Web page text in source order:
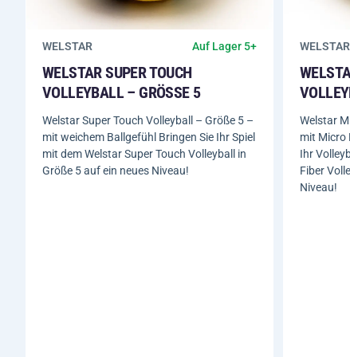
WELSTAR Auf Lager 5+
WELSTAR SUPER TOUCH
VOLLEYBALL – GRÖSSE 5
Welstar Super Touch Volleyball – Größe 5 –
mit weichem Ballgefühl Bringen Sie Ihr Spiel
mit dem Welstar Super Touch Volleyball in
Größe 5 auf ein neues Niveau!
WELSTAR
Welstar
mit Micro
Ihr
Fiber
Niveau!